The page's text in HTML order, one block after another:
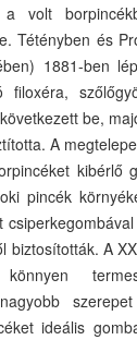
a volt
Tétényben és
1881-ben
be,
A
kibérlő
pincék
biztosították. A
könnyen
ideális